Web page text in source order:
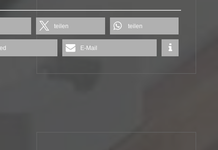
teilen teilen
E-Mail